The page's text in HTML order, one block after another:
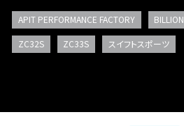
APIT PERFORMANCE FACTORY BILLION
ZC32S ZC33S スイフトスポーツ